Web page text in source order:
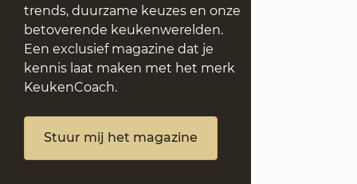
trends, duurzame keuzes en onze
betoverende keukenwerelden.
Een exclusief magazine dat je
kennis laat maken met het merk
KeukenCoach.
Stuur mij het magazine